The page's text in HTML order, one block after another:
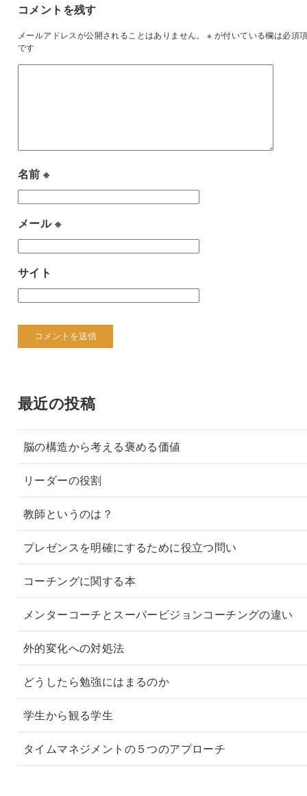
コメントを残す
メールアドレスが公開されることはありません。 ※ が付いている欄は必須
です
名前※
メール※
サイト
最近の投稿
脳の構造から考える褒める価値
リーダーの役割
教師というのは？
プレゼンスを明確にするために役立つ問い
コーチングに関する本
メンターコーチとスーパービジョンコーチングの違い
外的変化への対処法
どうしたら勉強にはまるのか
学生から観る学生
タイムマネジメントの５つのアプローチ